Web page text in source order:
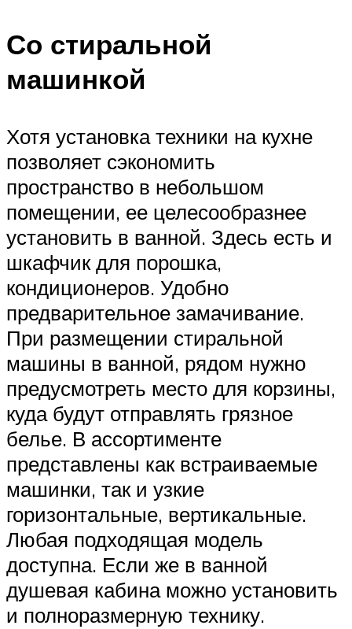
Со стиральной
машинкой
Хотя установка техники на кухне
позволяет сэкономить
пространство в небольшом
помещении, ее целесообразнее
установить в ванной. Здесь есть и
шкафчик для порошка,
кондиционеров. Удобно
предварительное замачивание.
При размещении стиральной
машины в ванной, рядом нужно
предусмотреть место для корзины,
куда будут отправлять грязное
белье. В ассортименте
представлены как встраиваемые
машинки, так и узкие
горизонтальные, вертикальные.
Любая подходящая модель
доступна. Если же в ванной
душевая кабина можно установить
и полноразмерную технику.